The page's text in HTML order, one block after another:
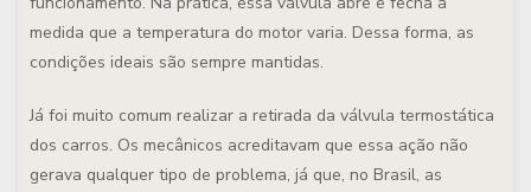
medida que a temperatura do motor varia. Dessa forma, as
condições ideais são sempre mantidas.
Já foi muito comum realizar a retirada da válvula termostática
dos carros. Os mecânicos acreditavam que essa ação não
gerava qualquer tipo de problema, já que, no Brasil, as